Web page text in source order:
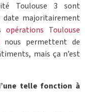
Toulouse 3 sont
majoritairement
opérations Toulouse
nous permettent de
mais ça n’est
telle fonction à